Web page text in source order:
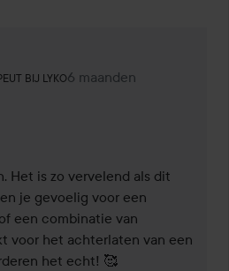
BIJ LYKO
gebruiker: Huidtherapeut bij Lyko.
6 maanden
Reactie geladen 6
Het is zo vervelend als dit
je gevoelig voor een
een combinatie van
voor het achterlaten van een
het echt! 🥰